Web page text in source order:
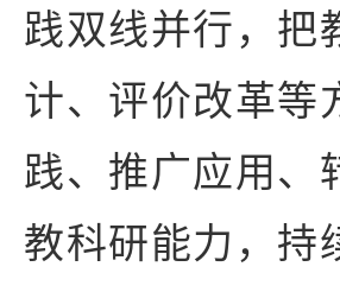
践双线并行，把
计、评价改革等
践、推广应用、
教科研能力，持